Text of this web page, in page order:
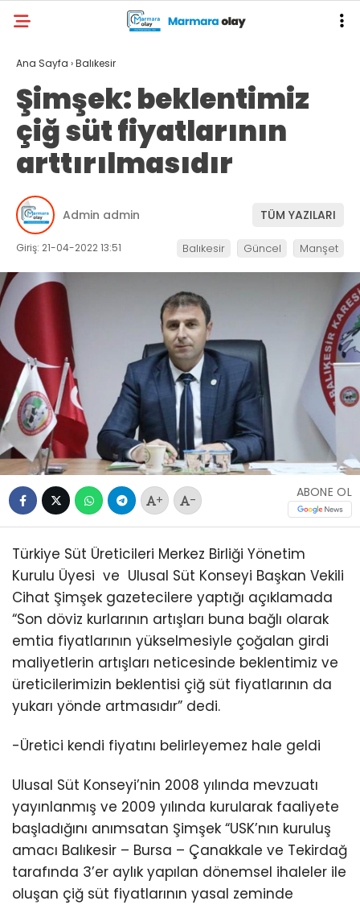
Ana Sayfa ›Balıkesir
Şimşek: beklentimiz
çiğ süt fiyatlarının
arttırılmasıdır
Admin admin TÜM YAZILARI
Giriş: 21-04-2022 13:51 Balıkesir Güncel Manşet
+ -
ABONE OL
Türkiye Süt Üreticileri Merkez Birliği Yönetim
Kurulu Üyesi ve Ulusal Süt Konseyi Başkan Vekili
Cihat Şimşek gazetecilere yaptığı açıklamada
“Son döviz kurlarının artışları buna bağlı olarak
emtia fiyatlarının yükselmesiyle çoğalan girdi
maliyetlerin artışları neticesinde beklentimiz ve
üreticilerimizin beklentisi çiğ süt fiyatlarının da
yukarı yönde artmasıdır” dedi.
-Üretici kendi fiyatını belirleyemez hale geldi
Ulusal Süt Konseyi’nin 2008 yılında mevzuatı
yayınlanmış ve 2009 yılında kurularak faaliyete
başladığını anımsatan Şimşek “USK’nın kuruluş
amacı Balıkesir – Bursa – Çanakkale ve Tekirdağ
tarafında 3’er aylık yapılan dönemsel ihaleler ile
oluşan çiğ süt fiyatlarının yasal zeminde